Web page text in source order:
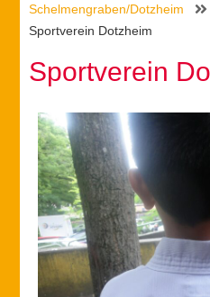
Schelmengraben/Dotzheim
Sportverein Dotzheim
Sportverein